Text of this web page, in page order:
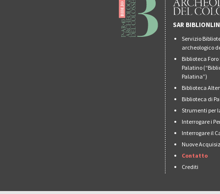
SAR
Servizio
archeologico
Biblioteca
Palatino
Palatina”)
Biblioteca
Biblioteca di
Strumenti per
Interrogare i
Interrogare il
Nuove
Contatto
Crediti